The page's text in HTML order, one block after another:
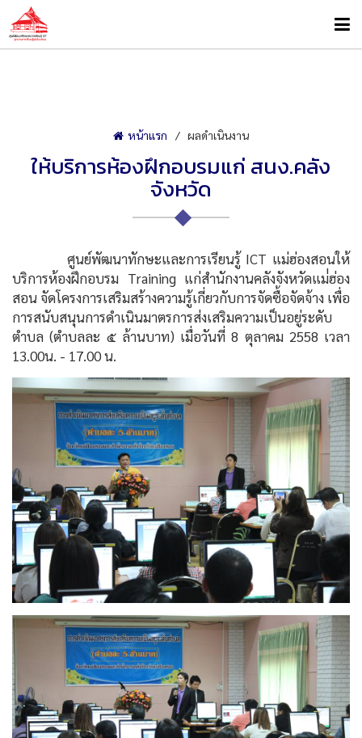
หน้าแรก ผลดำเนินงาน
ให้บริการห้องฝึกอบรมแก่ สนง.คลัง
จังหวัด
ศูนย์พัฒนาทักษะและการเรียนรู้ ICT แม่ฮ่องสอนให้
บริการห้องฝึกอบรม Training แก่สำนักงานคลังจังหวัดแม่่ฮ่อง
สอน จัดโครงการเสริมสร้างความรู้เกี่ยวกับการจัดซื้อจัดจ้าง เพื่อ
การสนับสนุนการดำเนินมาตรการส่งเสริมความเป็นอยู่ระดับ
ตำบล (ตำบลละ ๕ ล้านบาท) เมื่อวันที่ 8 ตุลาคม 2558 เวลา
13.00น. - 17.00 น.